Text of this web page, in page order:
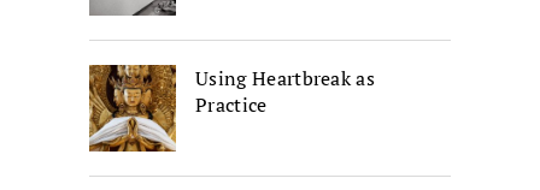
Using Heartbreak as
Practice